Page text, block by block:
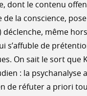
dont le contenu
de la conscience,
déclenche, même
s’affuble de
On sait le sort que
: la psychanalyse
de réfuter a priori